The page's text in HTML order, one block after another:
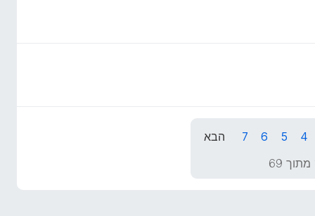
4
5
6
7 הבא